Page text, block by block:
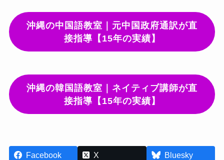
沖縄の中国語教室｜元中国政府通訳が直
接指導【15年の実績】
沖縄の韓国語教室｜ネイティブ講師が直
接指導【15年の実績】
Facebook X
Bluesky